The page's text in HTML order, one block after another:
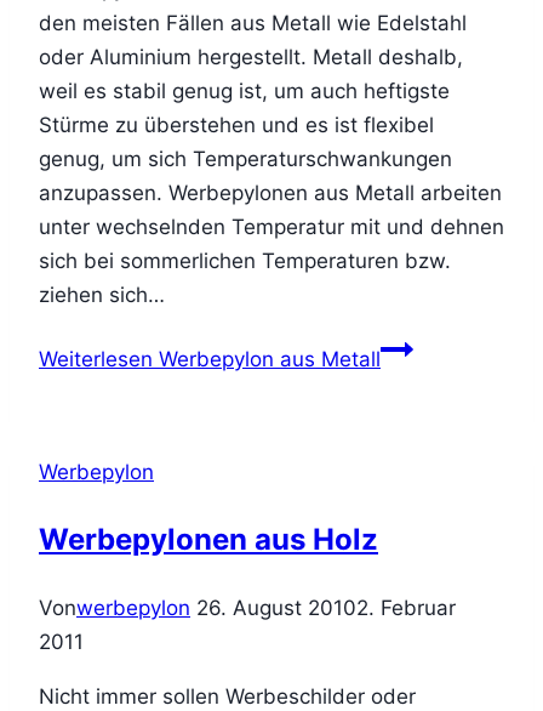
den meisten Fällen aus Metall wie Edelstahl
oder Aluminium hergestellt. Metall deshalb,
weil es stabil genug ist, um auch heftigste
Stürme zu überstehen und es ist flexibel
genug, um sich Temperaturschwankungen
anzupassen. Werbepylonen aus Metall arbeiten
unter wechselnden Temperatur mit und dehnen
sich bei sommerlichen Temperaturen bzw.
ziehen sich…
Weiterlesen Werbepylon aus Metall
Werbepylon
Werbepylonen aus Holz
Vonwerbepylon 26. August 20102. Februar
2011
Nicht immer sollen Werbeschilder oder